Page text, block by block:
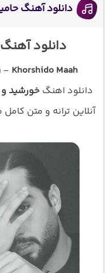
دانلود آهنگ
دانلود
– Khorshido Maah
دانلود اهنگخورشید و
آنلاین ترانه و متن کامل